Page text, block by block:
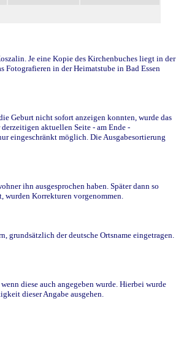
Je eine Kopie des Kirchenbuches liegt in der
Fotografieren in der Heimatstube in Bad Essen
Geburt nicht sofort anzeigen konnten, wurde das
aktuellen Seite - am Ende -
eingeschränkt möglich. Die Ausgabesortierung
ihn ausgesprochen haben. Später dann so
Korrekturen vorgenommen.
grundsätzlich der deutsche Ortsname eingetragen.
diese auch angegeben wurde. Hierbei wurde
dieser Angabe ausgehen.